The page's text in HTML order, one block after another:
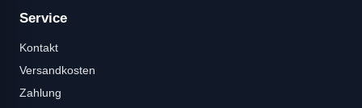
Service
Kontakt
Versandkosten
Zahlung